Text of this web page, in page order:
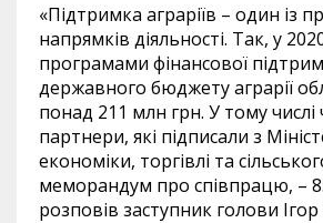
«Підтримка аграріїв – один із
напрямків діяльності. Так, у
програмами фінансової
державного бюджету аграрії
понад 211 млн грн. У тому числі
партнери, які підписали з
економіки, торгівлі та
меморандум про співпрацю, –
розповів заступник голови